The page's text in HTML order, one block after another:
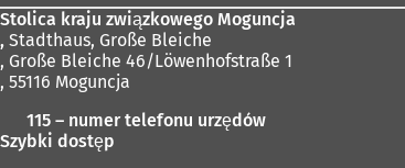
Stolica kraju związkowego Moguncja
, Stadthaus, Große Bleiche
, Große Bleiche 46/Löwenhofstraße 1
, 55116 Moguncja
115 – numer telefonu urzędów
Szybki dostęp